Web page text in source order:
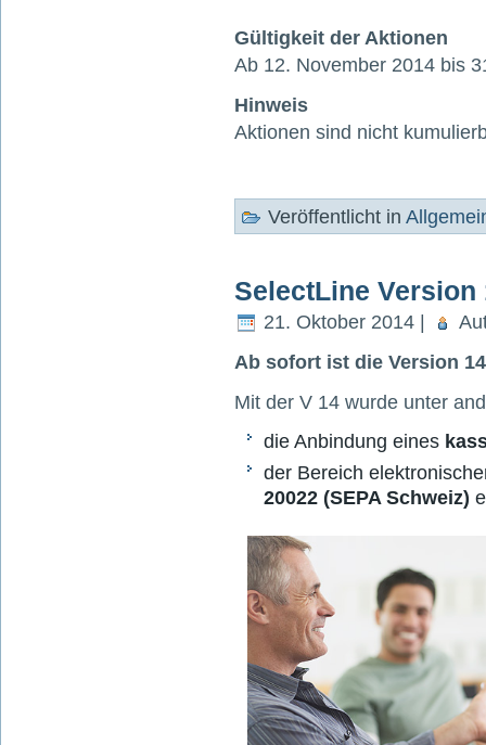
Gültigkeit der Aktionen
Ab 12. November 2014 bis
Hinweis
Aktionen sind nicht
Veröffentlicht in
SelectLine
21. Oktober 2014 |
Ab sofort ist die Version
Mit der V 14 wurde unter
die Anbindung eines
der Bereich
20022 (SEPA Schweiz)